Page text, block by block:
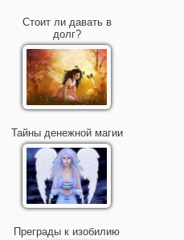
Стоит ли давать в
долг?
Тайны денежной магии
Преграды к изобилию